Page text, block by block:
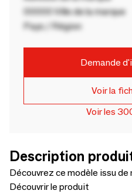
00000 Ville de la marque
Pays / Région
Demande
Voir la
Voir les
Description
Découvrez ce modèle issu
Découvrir le produit